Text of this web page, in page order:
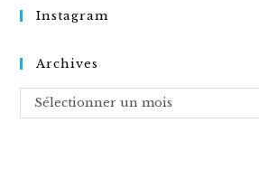
Instagram
Archives
Archives
Sélectionner un mois